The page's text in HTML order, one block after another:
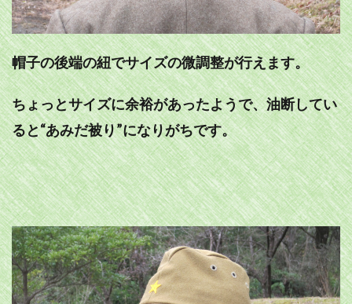
帽子の後端の紐でサイズの微調整が行えます。
ちょっとサイズに余裕があったようで、油断してい
ると“あみだ被り”になりがちです。